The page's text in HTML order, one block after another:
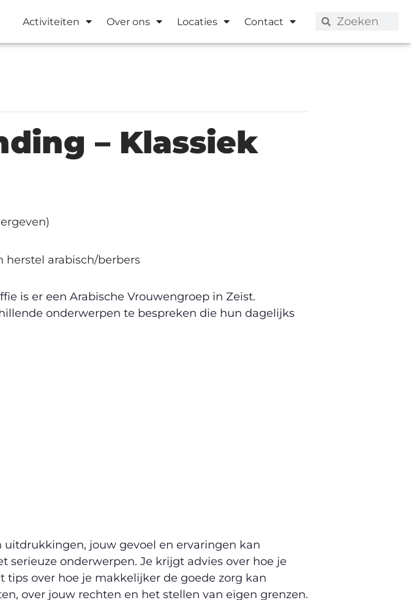
Activiteiten Over ons Locaties Contact
– Klassiek
is er een Arabische Vrouwengroep in Zeist.
onderwerpen te bespreken die hun dagelijks
jouw gevoel en ervaringen kan
onderwerpen. Je krijgt advies over hoe je
over hoe je makkelijker de goede zorg kan
over jouw rechten en het stellen van eigen grenzen.